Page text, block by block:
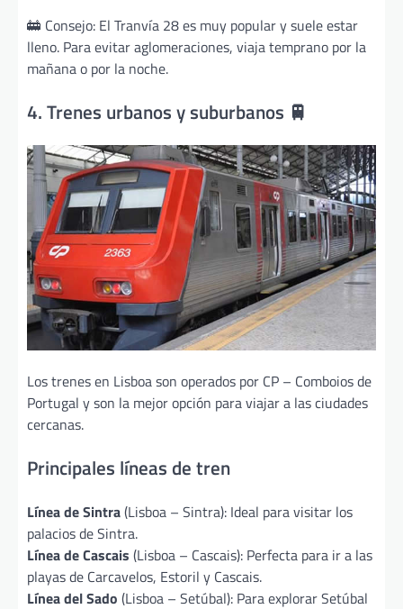
🚋 Consejo: El Tranvía 28 es muy popular y suele estar
lleno. Para evitar aglomeraciones, viaja temprano por la
mañana o por la noche.
4. Trenes urbanos y suburbanos 🚆
Los trenes en Lisboa son operados por CP – Comboios de
Portugal y son la mejor opción para viajar a las ciudades
cercanas.
Principales líneas de tren
Línea de Sintra(Lisboa – Sintra): Ideal para visitar los
palacios de Sintra.
Línea de Cascais (Lisboa – Cascais): Perfecta para ir a las
playas de Carcavelos, Estoril y Cascais.
Línea del Sado (Lisboa – Setúbal): Para explorar Setúbal